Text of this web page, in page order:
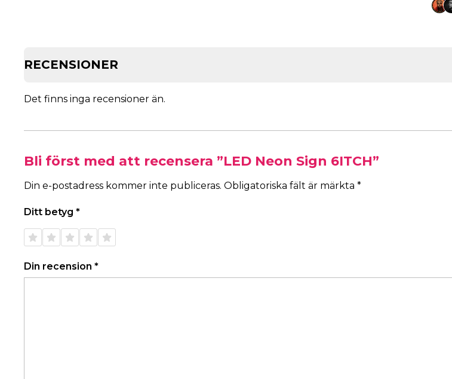
RECENSIONER
Det finns inga recensioner än.
Bli först med att recensera ”LED Neon Sign 6ITCH”
Din e-postadress kommer inte publiceras. Obligatoriska fält är märkta *
Ditt betyg *
1 av 5
stjärnor
2 av 5
stjärnor
3 av 5
stjärnor
4 av 5
stjärnor
5 av 5
stjärnor
Din recension *